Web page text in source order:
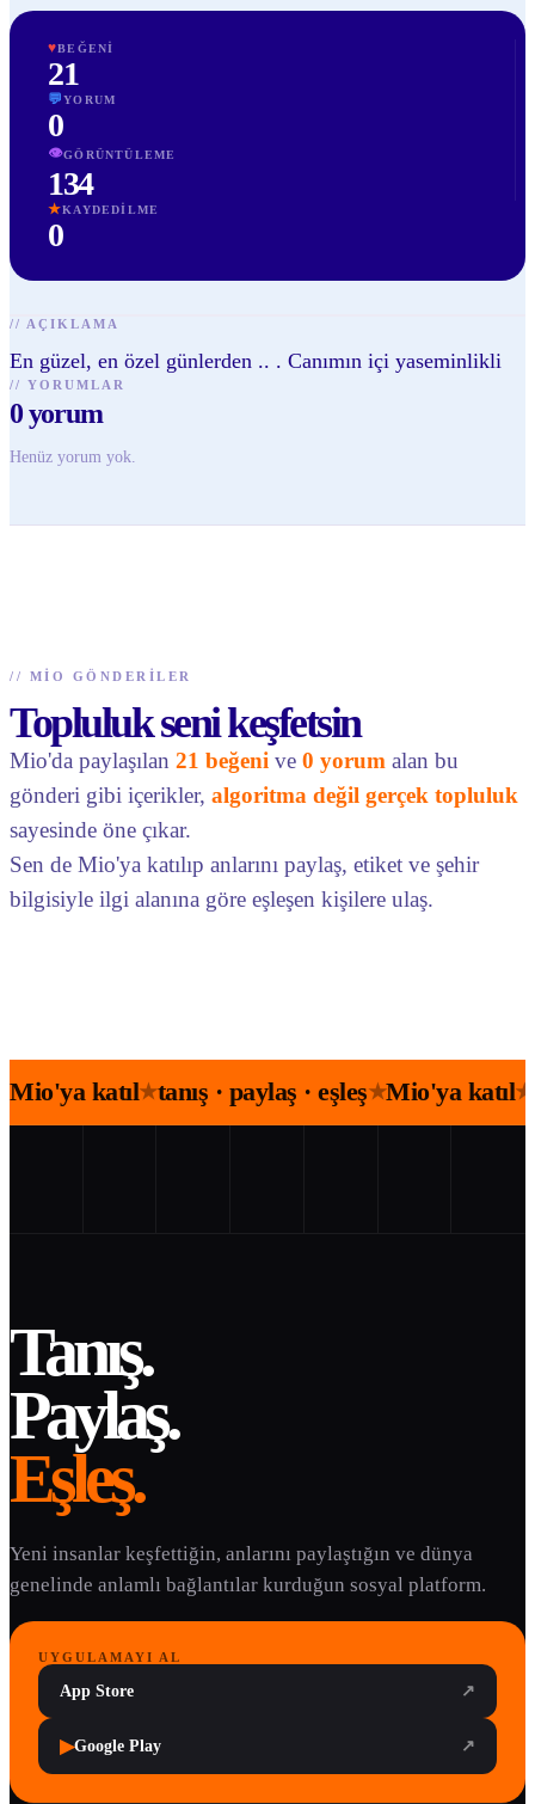
♥BEĞENI
21
💬YORUM
0
👁GÖRÜNTÜLEME
134
★KAYDEDILME
0
// AÇIKLAMA
En güzel, en özel günlerden .. . Canımın içi yaseminlikli
// YORUMLAR
0yorum
Henüz yorum yok.
// MIO GÖNDERILER
Topluluk seni keşfetsin
Mio'da paylaşılan 21 beğeni ve 0 yorum alan bu
gönderi gibi içerikler, algoritma değil gerçek topluluk
sayesinde öne çıkar.
Sen de Mio'ya katılıp anlarını paylaş, etiket ve şehir
bilgisiyle ilgi alanına göre eşleşen kişilere ulaş.
Mio'ya katıl★tanış · paylaş · eşleş★Mio'ya katıl★
Tanış.
Paylaş.
Eşleş.
Yeni insanlar keşfettiğin, anlarını paylaştığın ve dünya
genelinde anlamlı bağlantılar kurduğun sosyal platform.
UYGULAMAYI AL
App Store ↗
▶Google Play ↗